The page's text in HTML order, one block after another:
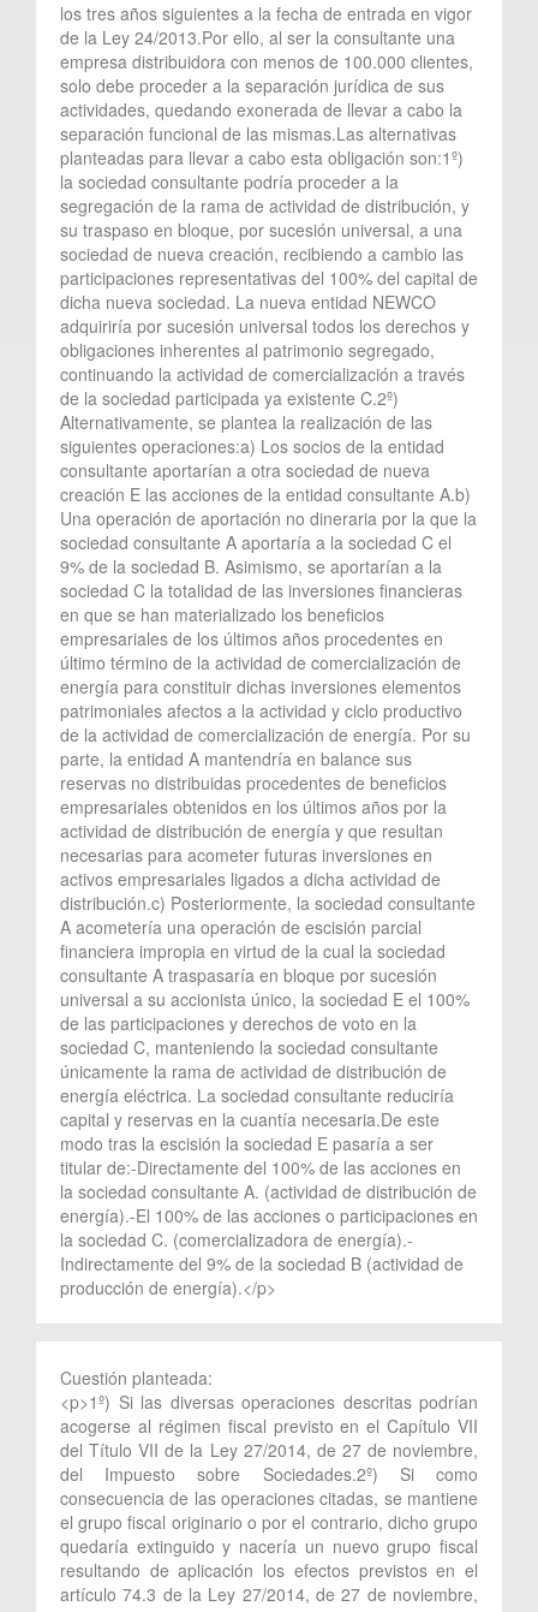
los tres años siguientes a la fecha de entrada en vigor
de la Ley 24/2013.Por ello, al ser la consultante una
empresa distribuidora con menos de 100.000 clientes,
solo debe proceder a la separación jurídica de sus
actividades, quedando exonerada de llevar a cabo la
separación funcional de las mismas.Las alternativas
planteadas para llevar a cabo esta obligación son:1º)
la sociedad consultante podría proceder a la
segregación de la rama de actividad de distribución, y
su traspaso en bloque, por sucesión universal, a una
sociedad de nueva creación, recibiendo a cambio las
participaciones representativas del 100% del capital de
dicha nueva sociedad. La nueva entidad NEWCO
adquiriría por sucesión universal todos los derechos y
obligaciones inherentes al patrimonio segregado,
continuando la actividad de comercialización a través
de la sociedad participada ya existente C.2º)
Alternativamente, se plantea la realización de las
siguientes operaciones:a) Los socios de la entidad
consultante aportarían a otra sociedad de nueva
creación E las acciones de la entidad consultante A.b)
Una operación de aportación no dineraria por la que la
sociedad consultante A aportaría a la sociedad C el
9% de la sociedad B. Asimismo, se aportarían a la
sociedad C la totalidad de las inversiones financieras
en que se han materializado los beneficios
empresariales de los últimos años procedentes en
último término de la actividad de comercialización de
energía para constituir dichas inversiones elementos
patrimoniales afectos a la actividad y ciclo productivo
de la actividad de comercialización de energía. Por su
parte, la entidad A mantendría en balance sus
reservas no distribuidas procedentes de beneficios
empresariales obtenidos en los últimos años por la
actividad de distribución de energía y que resultan
necesarias para acometer futuras inversiones en
activos empresariales ligados a dicha actividad de
distribución.c) Posteriormente, la sociedad consultante
A acometería una operación de escisión parcial
financiera impropia en virtud de la cual la sociedad
consultante A traspasaría en bloque por sucesión
universal a su accionista único, la sociedad E el 100%
de las participaciones y derechos de voto en la
sociedad C, manteniendo la sociedad consultante
únicamente la rama de actividad de distribución de
energía eléctrica. La sociedad consultante reduciría
capital y reservas en la cuantía necesaria.De este
modo tras la escisión la sociedad E pasaría a ser
titular de:-Directamente del 100% de las acciones en
la sociedad consultante A. (actividad de distribución de
energía).-El 100% de las acciones o participaciones en
la sociedad C. (comercializadora de energía).-
Indirectamente del 9% de la sociedad B (actividad de
producción de energía).</p>
Cuestión planteada:
<p>1º) Si las diversas operaciones descritas podrían
acogerse al régimen fiscal previsto en el Capítulo VII
del Título VII de la Ley 27/2014, de 27 de noviembre,
del Impuesto sobre Sociedades.2º) Si como
consecuencia de las operaciones citadas, se mantiene
el grupo fiscal originario o por el contrario, dicho grupo
quedaría extinguido y nacería un nuevo grupo fiscal
resultando de aplicación los efectos previstos en el
artículo 74.3 de la Ley 27/2014, de 27 de noviembre,